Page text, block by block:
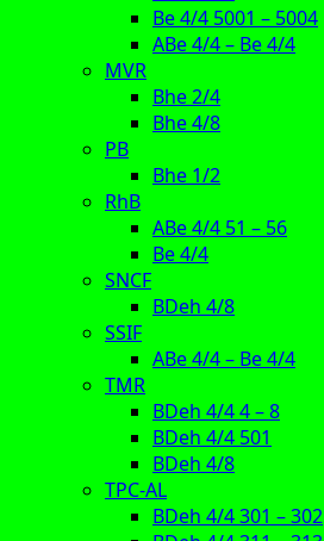
Be 4/4 5001 – 5004
ABe 4/4 – Be 4/4
MVR
Bhe 2/4
Bhe 4/8
PB
Bhe 1/2
RhB
ABe 4/4 51 – 56
Be 4/4
SNCF
BDeh 4/8
SSIF
ABe 4/4 – Be 4/4
TMR
BDeh 4/4 4 – 8
BDeh 4/4 501
BDeh 4/8
TPC-AL
BDeh 4/4 301 – 302